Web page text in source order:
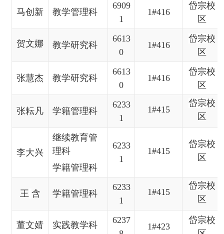
马创新 教学管理科
6909
1
1#416
岱宗校
区
贺文娜 教学研究科
6613
0
1#416
岱宗校
区
张慧杰 教学研究科
6613
0
1#416
岱宗校
区
张耘凡 学籍管理科
6233
1
1#415
岱宗校
区
李大兴
继续教育管
理科
学籍管理科
6233
1
1#415
岱宗校
区
王 含 学籍管理科
6233
1
1#415
岱宗校
区
董文婧 实践教学科
6237
1#423
岱宗校